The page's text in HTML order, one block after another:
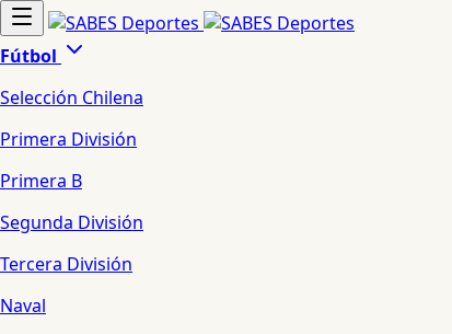
Fútbol
Selección Chilena
Primera División
Primera B
Segunda División
Tercera División
Naval